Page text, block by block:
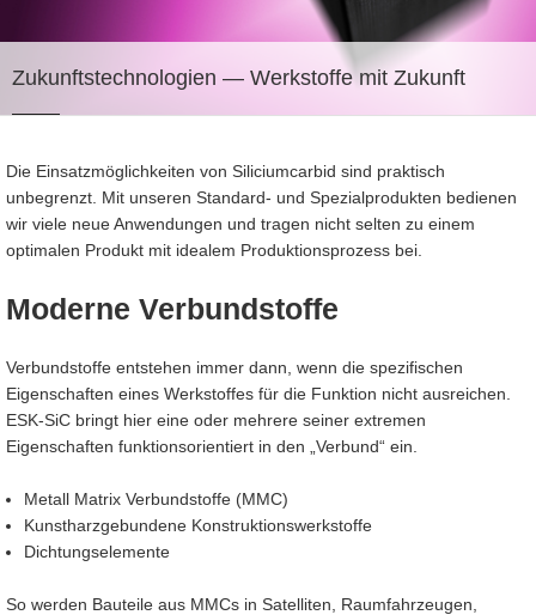
Zukunftstechnologien — Werkstoffe mit Zukunft
Die Einsatzmöglichkeiten von Siliciumcarbid sind praktisch
unbegrenzt. Mit unseren Standard- und Spezialprodukten bedienen
wir viele neue Anwendungen und tragen nicht selten zu einem
optimalen Produkt mit idealem Produktionsprozess bei.
Moderne Verbundstoffe
Verbundstoffe entstehen immer dann, wenn die spezifischen
Eigenschaften eines Werkstoffes für die Funktion nicht ausreichen.
ESK-SiC bringt hier eine oder mehrere seiner extremen
Eigenschaften funktionsorientiert in den „Verbund“ ein.
Metall Matrix Verbundstoffe (MMC)
Kunstharzgebundene Konstruktionswerkstoffe
Dichtungselemente
So werden Bauteile aus MMCs in Satelliten, Raumfahrzeugen,